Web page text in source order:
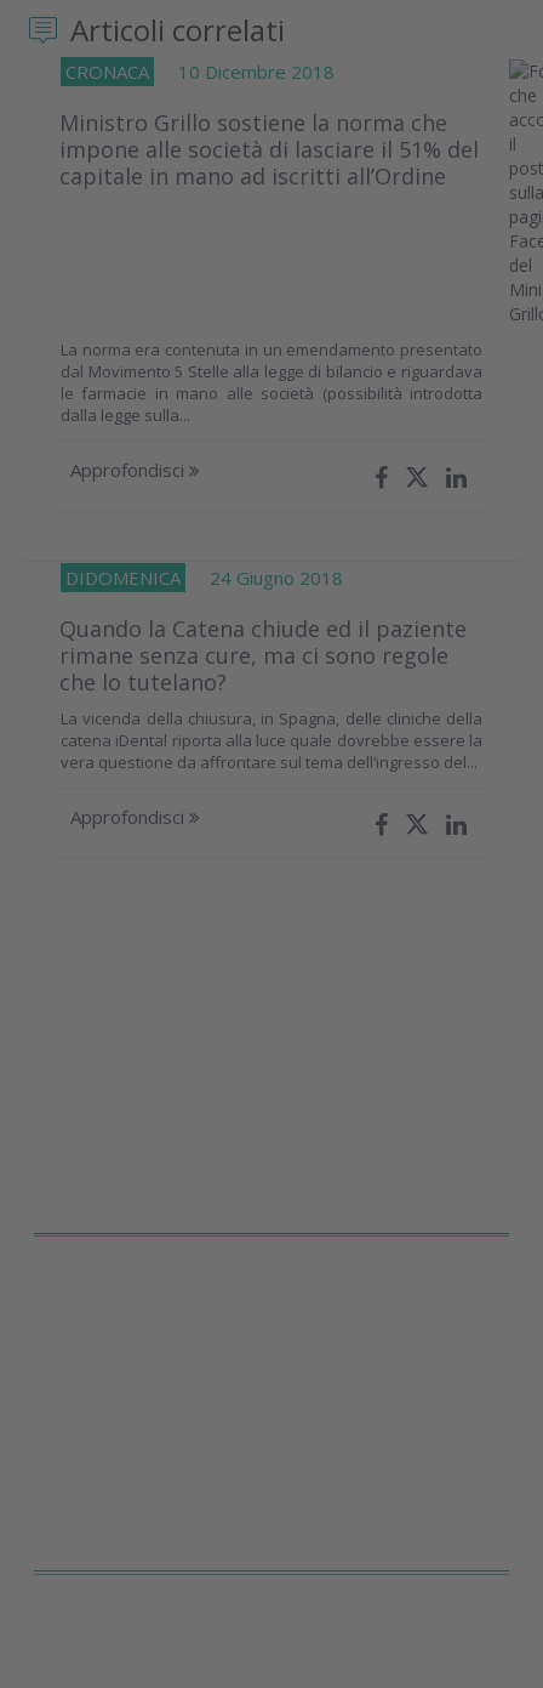
Articoli correlati
CRONACA 10 Dicembre 2018
Ministro Grillo sostiene la norma che
impone alle società di lasciare il 51% del
capitale in mano ad iscritti all’Ordine
La norma era contenuta in un emendamento presentato
dal Movimento 5 Stelle alla legge di bilancio e riguardava
le farmacie in mano alle società (possibilità introdotta
dalla legge sulla...
Approfondisci
DIDOMENICA 24 Giugno 2018
Quando la Catena chiude ed il paziente
rimane senza cure, ma ci sono regole
che lo tutelano?
La vicenda della chiusura, in Spagna, delle cliniche della
catena iDental riporta alla luce quale dovrebbe essere la
vera questione da affrontare sul tema dell’ingresso del...
Approfondisci